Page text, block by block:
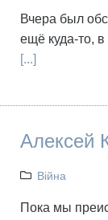
Вчера был
ещё куда-то,
[...]
Алексей
Війна
Пока мы